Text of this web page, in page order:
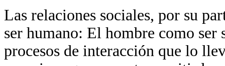
Las relaciones sociales, por su
ser humano: El hombre como ser
procesos de interacción que lo